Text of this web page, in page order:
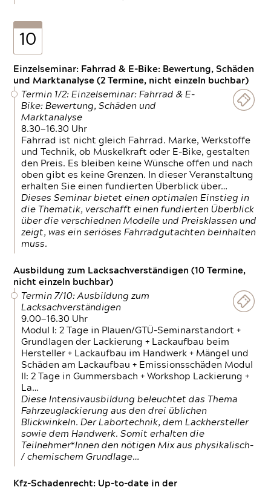
10
Einzelseminar: Fahrrad & E-Bike: Bewertung, Schäden
und Marktanalyse (2 Termine, nicht einzeln buchbar)
Termin 1/2: Einzelseminar: Fahrrad & E-
Bike: Bewertung, Schäden und
Marktanalyse
8.30—16.30 Uhr
Fahrrad ist nicht gleich Fahrrad. Marke, Werkstoffe
und Technik, ob Muskelkraft oder E-Bike, gestalten
den Preis. Es bleiben keine Wünsche offen und nach
oben gibt es keine Grenzen. In dieser Veranstaltung
erhalten Sie einen fundierten Überblick über…
Dieses Seminar bietet einen optimalen Einstieg in
die Thematik, verschafft einen fundierten Überblick
über die verschiednen Modelle und Preisklassen und
zeigt, was ein seriöses Fahrradgutachten beinhalten
muss.
Ausbildung zum Lacksachverständigen (10 Termine,
nicht einzeln buchbar)
Termin 7/10: Ausbildung zum
Lacksachverständigen
9.00—16.30 Uhr
Modul I: 2 Tage in Plauen/GTÜ-Seminarstandort +
Grundlagen der Lackierung + Lackaufbau beim
Hersteller + Lackaufbau im Handwerk + Mängel und
Schäden am Lackaufbau + Emissionsschäden Modul
II: 2 Tage in Gummersbach + Workshop Lackierung +
La…
Diese Intensivausbildung beleuchtet das Thema
Fahrzeuglackierung aus den drei üblichen
Blickwinkeln. Der Labortechnik, dem Lackhersteller
sowie dem Handwerk. Somit erhalten die
Teilnehmer*Innen den nötigen Mix aus physikalisch-
/ chemischem Grundlage…
Kfz-Schadenrecht: Up-to-date in der